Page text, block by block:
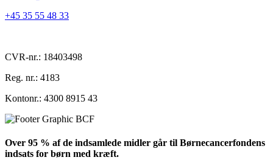
+45 35 55 48 33
CVR-nr.: 18403498
Reg. nr.: 4183
Kontonr.: 4300 8915 43
Over 95 % af de indsamlede midler går til Børnecancerfondens
indsats for børn med kræft.